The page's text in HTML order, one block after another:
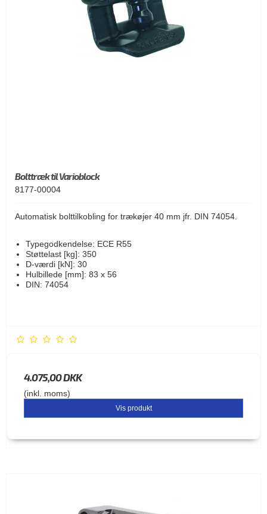
Bolttræk til Varioblock
8177-00004
Automatisk bolttilkobling for trækøjer 40 mm jfr. DIN 74054.
Typegodkendelse: ECE R55
Støttelast [kg]: 350
D-værdi [kN]: 30
Hulbillede [mm]: 83 x 56
DIN: 74054
4.075,00 DKK
(inkl. moms)
Vis produkt